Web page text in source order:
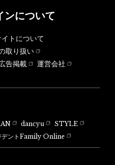
ンについて
イトについて
取り扱い
告掲載
運営会社
dancyu
STYLE
デントFamily Online